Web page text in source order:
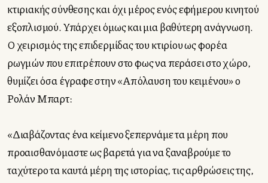
κτιριακής σύνθεσης και όχι μέρος ενός εφήμερου κινητού
εξοπλισμού. Υπάρχει όμως και μια βαθύτερη ανάγνωση.
Ο χειρισμός της επιδερμίδας του κτιρίου ως φορέα
ρωγμών που επιτρέπουν στο φως να περάσει στο χώρο,
θυμίζει όσα έγραφε στην «Απόλαυση του κειμένου» ο
Ρολάν Μπαρτ:
«Διαβάζοντας ένα κείμενο ξεπερνάμε τα μέρη που
προαισθανόμαστε ως βαρετά για να ξαναβρούμε το
ταχύτερο τα καυτά μέρη της ιστορίας, τις αρθρώσεις της,